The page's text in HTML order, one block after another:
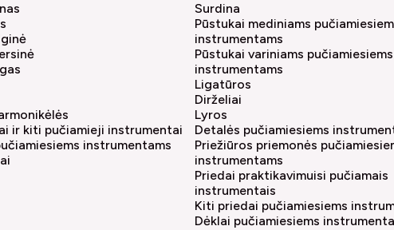
ir kiti pučiamieji instrumentai
instrumentams
Surdina
Pūstukai mediniams
instrumentams
Pūstukai variniams pučiamiesiems
instrumentams
Ligatūros
Dirželiai
Lyros
Detalės pučiamiesiems
Priežiūros priemonės
instrumentams
Priedai praktikavimuisi pučiamais
instrumentais
Kiti priedai pučiamiesiems
Dėklai pučiamiesiems